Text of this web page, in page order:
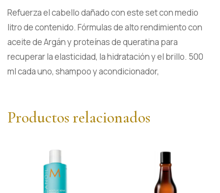
Refuerza el cabello dañado con este set con medio
litro de contenido. Fórmulas de alto rendimiento con
aceite de Argán y proteínas de queratina para
recuperar la elasticidad, la hidratación y el brillo. 500
ml cada uno, shampoo y acondicionador,
Productos relacionados